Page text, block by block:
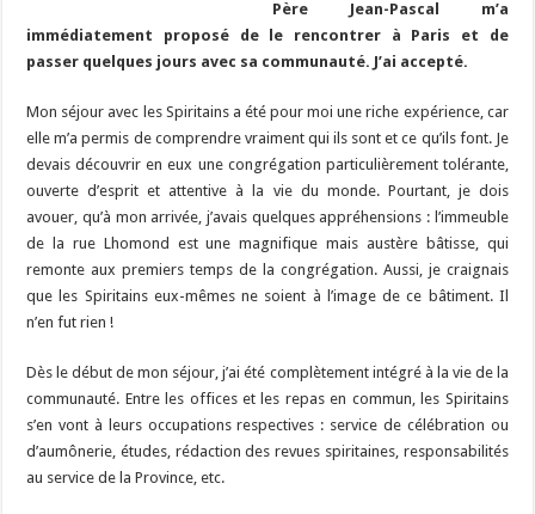
Père Jean-Pascal m’a
immédiatement proposé de le rencontrer à Paris et de
passer quelques jours avec sa communauté. J’ai accepté.
Mon séjour avec les Spiritains a été pour moi une riche expérience, car
elle m’a permis de comprendre vraiment qui ils sont et ce qu’ils font. Je
devais découvrir en eux une congrégation particulièrement tolérante,
ouverte d’esprit et attentive à la vie du monde. Pourtant, je dois
avouer, qu’à mon arrivée, j’avais quelques appréhensions : l’immeuble
de la rue Lhomond est une magnifique mais austère bâtisse, qui
remonte aux premiers temps de la congrégation. Aussi, je craignais
que les Spiritains eux-mêmes ne soient à l’image de ce bâtiment. Il
n’en fut rien !
Dès le début de mon séjour, j’ai été complètement intégré à la vie de la
communauté. Entre les offices et les repas en commun, les Spiritains
s’en vont à leurs occupations respectives : service de célébration ou
d’aumônerie, études, rédaction des revues spiritaines, responsabilités
au service de la Province, etc.